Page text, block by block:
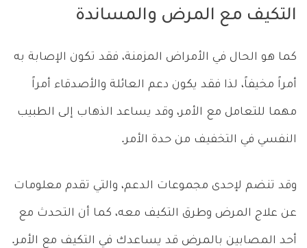
التكيف مع المرض والمساندة
كما هو الحال في الأمراض المزمنة، فقد تكون الإصابة به
أمراً مخيفاً، لذا فقد يكون دعم العائلة والأصدقاء أمراً
مهما للتعامل مع الأمر، وقد يساعد الذهاب إلى الطبيب
النفسي في التخفيف من حدة الأمر.
وقد تنضم لإحدى مجموعات الدعم، والتي تقدم معلومات
عن علاج المرض وطرق التكيف معه، كما أن التحدث مع
أحد المصابين بالمرض قد يساعدك في التكيف مع الأمر.